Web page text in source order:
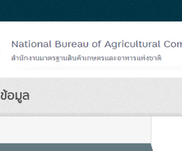
อมูล